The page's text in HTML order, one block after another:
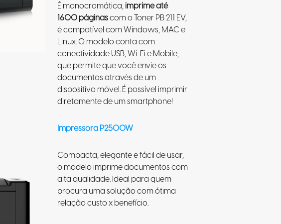
É monocromática,imprime até
1600 páginascom o Toner PB 211 EV,
é compatível com Windows, MAC e
Linux. O modelo conta com
conectividade USB, Wi-Fi e Mobile,
que permite que você envie os
documentos através de um
dispositivo móvel. É possível imprimir
diretamente de um smartphone!
Impressora P2500W
Compacta, elegante e fácil de usar,
o modelo imprime documentos com
alta qualidade. Ideal para quem
procura uma solução com ótima
relação custo x benefício.